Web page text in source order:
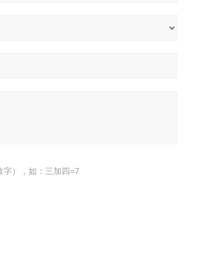
字），如：三加四=7